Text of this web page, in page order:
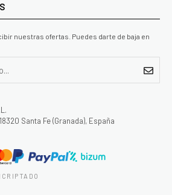
nuestras ofertas. Puedes darte de baja en
Santa Fe (Granada), España